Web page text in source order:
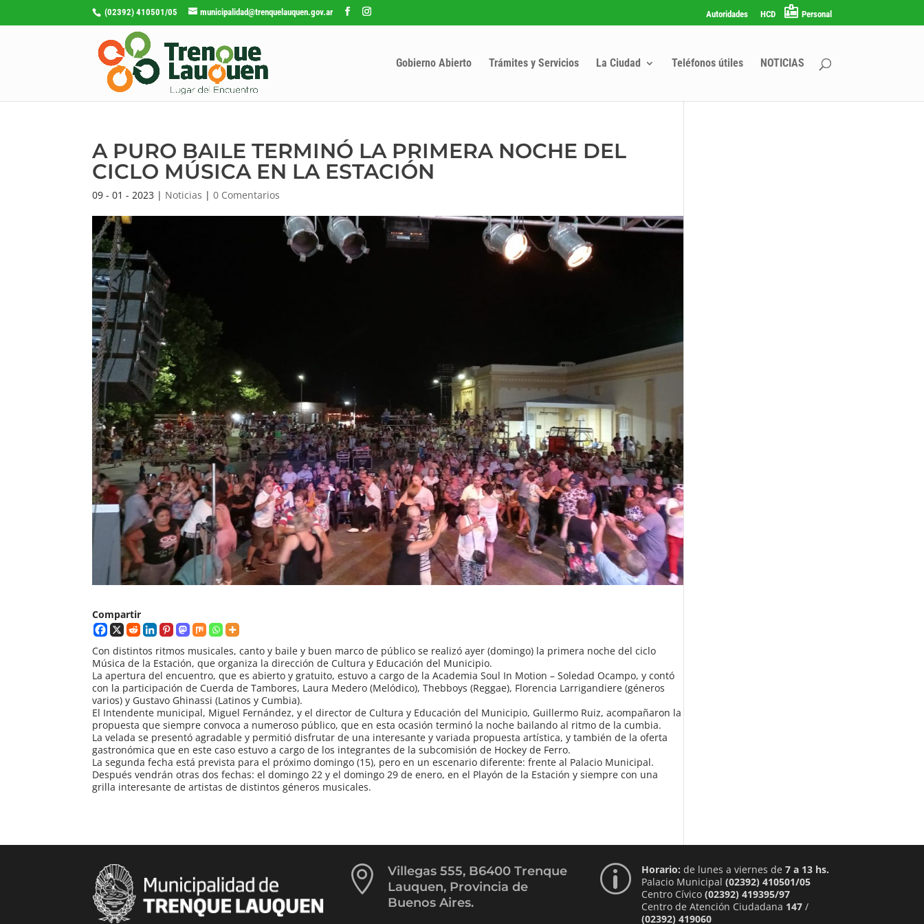
(02392) 410501/05 municipalidad@trenquelauquen.gov.ar Autoridades HCD Personal
Gobierno Abierto Trámites y Servicios La Ciudad Teléfonos útiles NOTICIAS
A PURO BAILE TERMINÓ LA PRIMERA NOCHE DEL
CICLO MÚSICA EN LA ESTACIÓN
09 - 01 - 2023 | Noticias |0 Comentarios
Compartir
Con distintos ritmos musicales, canto y baile y buen marco de público se realizó ayer (domingo) la primera noche del ciclo
Música de la Estación, que organiza la dirección de Cultura y Educación del Municipio.
La apertura del encuentro, que es abierto y gratuito, estuvo a cargo de la Academia Soul In Motion – Soledad Ocampo, y contó
con la participación de Cuerda de Tambores, Laura Medero (Melódico), Thebboys (Reggae), Florencia Larrigandiere (géneros
varios) y Gustavo Ghinassi (Latinos y Cumbia).
El Intendente municipal, Miguel Fernández, y el director de Cultura y Educación del Municipio, Guillermo Ruiz, acompañaron la
propuesta que siempre convoca a numeroso público, que en esta ocasión terminó la noche bailando al ritmo de la cumbia.
La velada se presentó agradable y permitió disfrutar de una interesante y variada propuesta artística, y también de la oferta
gastronómica que en este caso estuvo a cargo de los integrantes de la subcomisión de Hockey de Ferro.
La segunda fecha está prevista para el próximo domingo (15), pero en un escenario diferente: frente al Palacio Municipal.
Después vendrán otras dos fechas: el domingo 22 y el domingo 29 de enero, en el Playón de la Estación y siempre con una
grilla interesante de artistas de distintos géneros musicales.

Villegas 555, B6400 Trenque
Lauquen, Provincia de
Buenos Aires.
p Horario: de lunes a viernes de 7 a 13 hs.
Palacio Municipal (02392) 410501/05
Centro Cívico (02392) 419395/97
Centro de Atención Ciudadana 147/
(02392) 419060